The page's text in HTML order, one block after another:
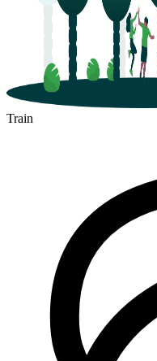
Train